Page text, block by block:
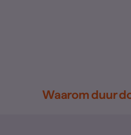
Waarom duur